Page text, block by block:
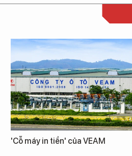
'Cỗ máy in tiền' của VEAM